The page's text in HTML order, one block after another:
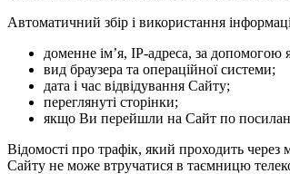
Автоматичний збір і використання
доменне ім’я, IP-адреса, за допомогою
вид браузера та операційної системи;
дата і час відвідування Сайту;
переглянуті сторінки;
якщо Ви перейшли на Сайт по
Відомості про трафік, який проходить
Сайту не може втручатися в таємницю